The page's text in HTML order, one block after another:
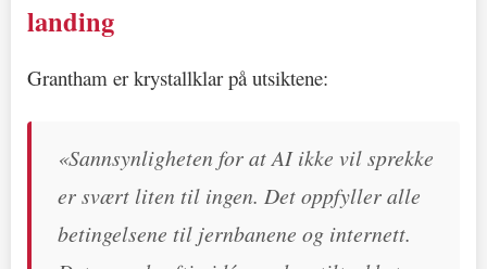
landing
Grantham er krystallklar på utsiktene:
«Sannsynligheten for at AI ikke vil sprekke
er svært liten til ingen. Det oppfyller alle
betingelsene til jernbanene og internett.